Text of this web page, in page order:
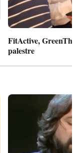
FitActive,
palestre